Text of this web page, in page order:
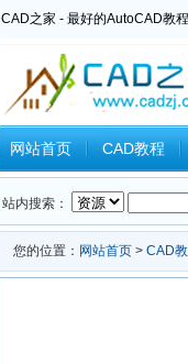
CAD之家 - 最好的AutoCAD教
网站首页 CAD教程
Inventor教程 Ansys
站内搜索：
您的位置： 网站首页 > CAD